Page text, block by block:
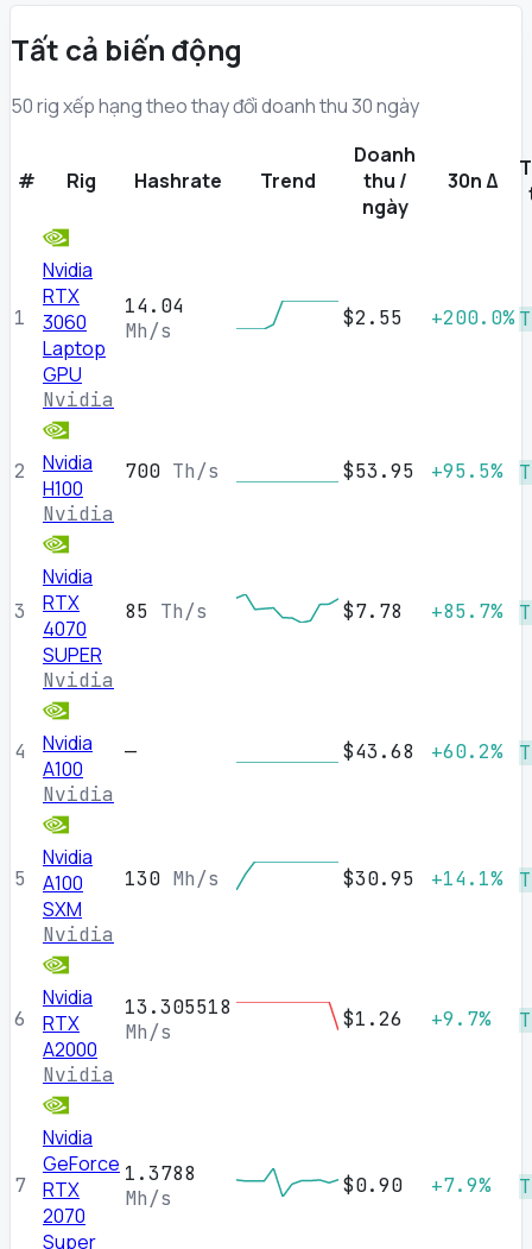
Tất cả biến động
50 rig xếp hạng theo thay đổi doanh thu 30 ngày
# Rig Hashrate Trend
Doanh
thu /
ngày
30n Δ
1
Nvidia
RTX
3060
Laptop
GPU
Nvidia
14.04
Mh/s
$2.55 +200.0%
2
Nvidia
H100
Nvidia
700 Th/s $53.95 +95.5%
3
Nvidia
RTX
4070
SUPER
Nvidia
85 Th/s $7.78 +85.7%
4
Nvidia
A100
Nvidia
— $43.68 +60.2%
5
Nvidia
A100
SXM
Nvidia
130 Mh/s $30.95 +14.1%
6
Nvidia
RTX
A2000
Nvidia
13.305518
Mh/s
$1.26 +9.7%
7
Nvidia
GeForce
RTX
2070
Super
1.3788
Mh/s
$0.90 +7.9%